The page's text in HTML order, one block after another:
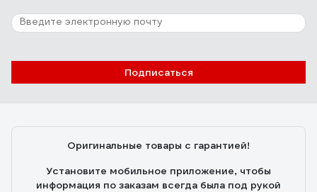
Подписаться
Оригинальные товары с гарантией!
Установите мобильное приложение, чтобы
информация по заказам всегда была под рукой